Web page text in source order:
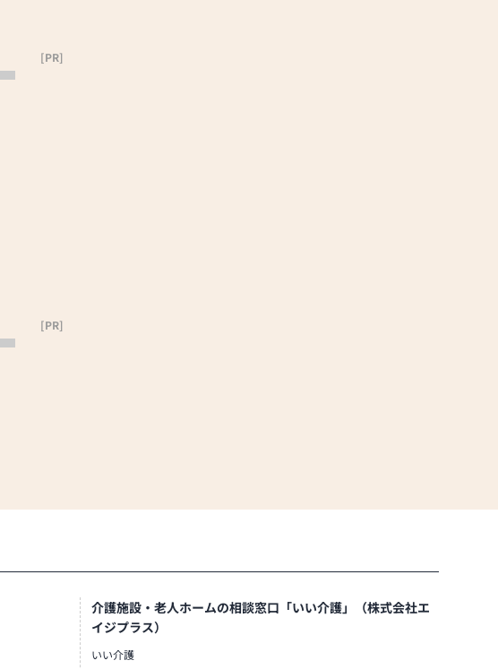
[PR]
[PR]
介護施設・老人ホームの相談窓口「いい介護」（株式会社エ
イジプラス）
いい介護